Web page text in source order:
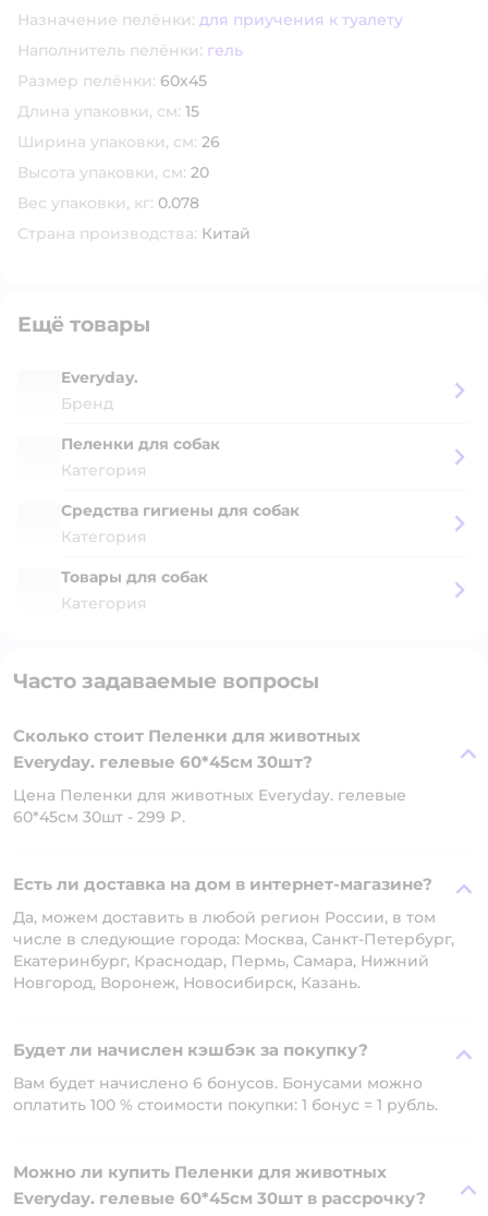
Назначение пелёнки: для приучения к туалету
Наполнитель пелёнки: гель
Размер пелёнки: 60х45
Длина упаковки, см: 15
Ширина упаковки, см: 26
Высота упаковки, см: 20
Вес упаковки, кг: 0.078
Страна производства: Китай
Ещё товары
Everyday.
Бренд
Пеленки для собак
Категория
Средства гигиены для собак
Категория
Товары для собак
Категория
Часто задаваемые вопросы
Сколько стоит Пеленки для животных
Everyday. гелевые 60*45см 30шт?
Цена Пеленки для животных Everyday. гелевые
60*45см 30шт - 299 ₽.
Есть ли доставка на дом в интернет-магазине?
Да, можем доставить в любой регион России, в том
числе в следующие города: Москва, Санкт-Петербург,
Екатеринбург, Краснодар, Пермь, Самара, Нижний
Новгород, Воронеж, Новосибирск, Казань.
Будет ли начислен кэшбэк за покупку?
Вам будет начислено 6 бонусов. Бонусами можно
оплатить 100 % стоимости покупки: 1 бонус = 1 рубль.
Можно ли купить Пеленки для животных
Everyday. гелевые 60*45см 30шт в рассрочку?